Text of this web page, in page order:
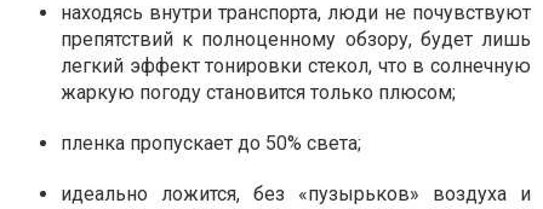
находясь внутри транспорта, люди не почувствуют
препятствий к полноценному обзору, будет лишь
легкий эффект тонировки стекол, что в солнечную
жаркую погоду становится только плюсом;
пленка пропускает до 50% света;
идеально ложится, без «пузырьков» воздуха и